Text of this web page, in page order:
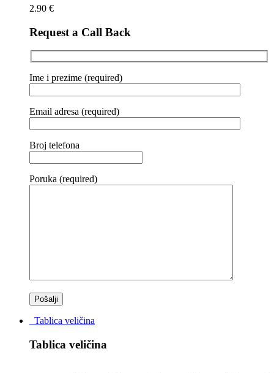
2.90 €
Request a Call Back
Ime i prezime (required)
Email adresa (required)
Broj telefona
Poruka (required)
Tablica veličina
Tablica veličina